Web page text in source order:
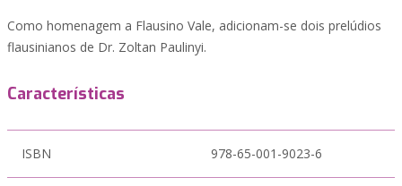
Como homenagem a Flausino Vale, adicionam-se dois prelúdios
flausinianos de Dr. Zoltan Paulinyi.
Características
ISBN 978-65-001-9023-6